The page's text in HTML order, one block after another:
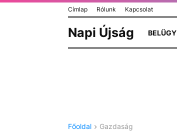
Címlap Rólunk Kapcsolat
Napi Újság BELÜGY
Főoldal Gazdaság